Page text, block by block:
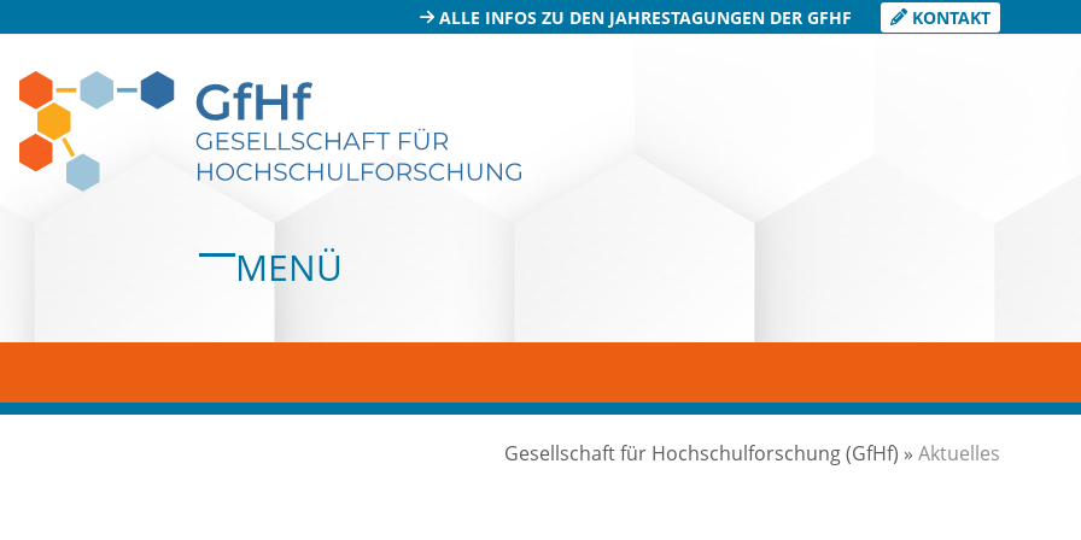
ALLE INFOS ZU DEN JAHRESTAGUNGEN DER GFHF KONTAKT
MENÜ
Open
Close
Gesellschaft für Hochschulforschung (GfHf) » Aktuelles